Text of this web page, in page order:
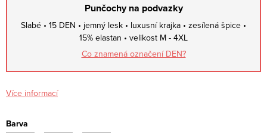
Punčochy na podvazky
Slabé • 15 DEN • jemný lesk • luxusní krajka • zesílená špice •
15% elastan • velikost M - 4XL
Co znamená označení DEN?
Více informací
Barva